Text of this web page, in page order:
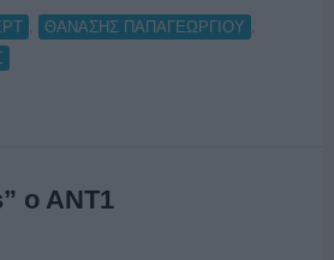
ΘΑΝΑΣΗΣ ΠΑΠΑΓΕΩΡΓΙΟΥ
o ANT1